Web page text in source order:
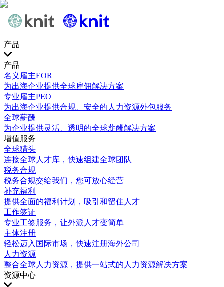
产品
产品
名义雇主EOR
为出海企业提供全球雇佣解决方案
专业雇主PEO
为出海企业提供合规、安全的人力资源外包服务
全球薪酬
为企业提供灵活、透明的全球薪酬解决方案
增值服务
全球猎头
连接全球人才库，快速组建全球团队
税务合规
税务合规交给我们，您可放心经营
补充福利
提供全面的福利计划，吸引和留住人才
工作签证
专业工签服务，让外派人才变简单
主体注册
轻松迈入国际市场，快速注册海外公司
人力资源
整合全球人力资源，提供一站式的人力资源解决方案
资源中心